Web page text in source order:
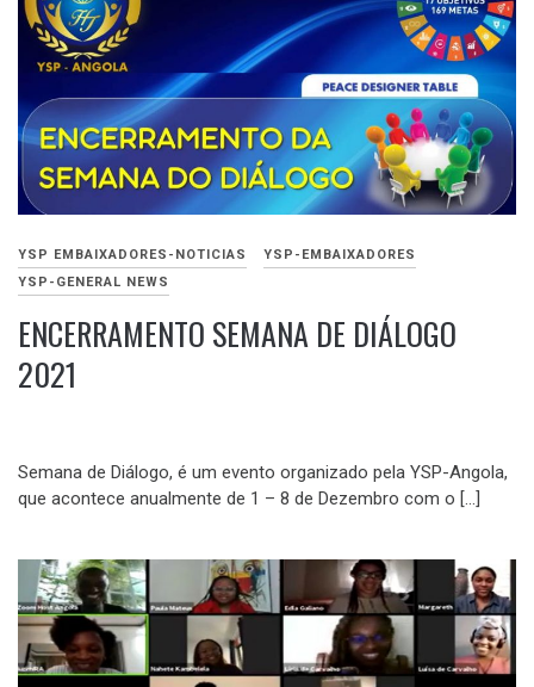
YSP EMBAIXADORES-NOTICIAS
YSP-EMBAIXADORES
YSP-GENERAL NEWS
ENCERRAMENTO SEMANA DE DIÁLOGO
2021
2021
Semana de Diálogo, é um evento organizado pela YSP-Angola,
que acontece anualmente de 1 – 8 de Dezembro com o […]